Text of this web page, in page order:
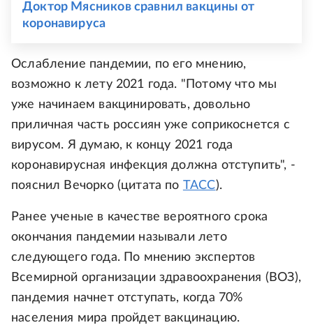
Доктор Мясников сравнил вакцины от
коронавируса
Ослабление пандемии, по его мнению,
возможно к лету 2021 года. "Потому что мы
уже начинаем вакцинировать, довольно
приличная часть россиян уже соприкоснется с
вирусом. Я думаю, к концу 2021 года
коронавирусная инфекция должна отступить", -
пояснил Вечорко (цитата по ТАСС).
Ранее ученые в качестве вероятного срока
окончания пандемии называли лето
следующего года. По мнению экспертов
Всемирной организации здравоохранения (ВОЗ),
пандемия начнет отступать, когда 70%
населения мира пройдет вакцинацию.